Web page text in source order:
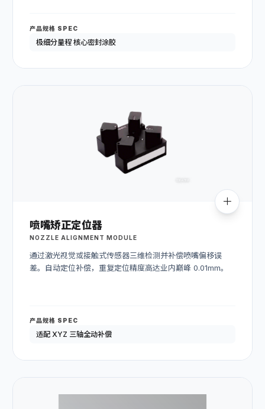
产品规格 SPEC
极细分量程 核心密封涂胶
喷嘴矫正定位器
NOZZLE ALIGNMENT MODULE
通过激光视觉或接触式传感器三维检测并补偿喷嘴偏移误
差。自动定位补偿，重复定位精度高达业内巅峰 0.01mm。
产品规格 SPEC
适配 XYZ 三轴全动补偿